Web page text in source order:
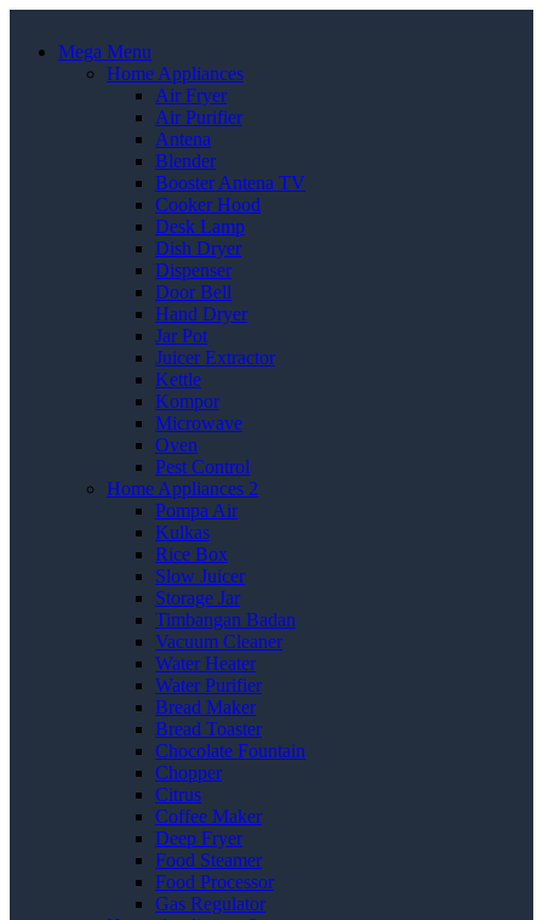
Mega Menu
Home Appliances
Air Fryer
Air Purifier
Antena
Blender
Booster Antena TV
Cooker Hood
Desk Lamp
Dish Dryer
Dispenser
Door Bell
Hand Dryer
Jar Pot
Juicer Extractor
Kettle
Kompor
Microwave
Oven
Pest Control
Home Appliances 2
Pompa Air
Kulkas
Rice Box
Slow Juicer
Storage Jar
Timbangan Badan
Vacuum Cleaner
Water Heater
Water Purifier
Bread Maker
Bread Toaster
Chocolate Fountain
Chopper
Citrus
Coffee Maker
Deep Fryer
Food Steamer
Food Processor
Gas Regulator